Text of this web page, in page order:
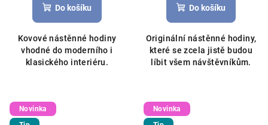
Do košíku
Kovové nástěnné hodiny
vhodné do moderního i
klasického interiéru.
Do košíku
Originální nástěnné hodiny,
které se zcela jistě budou
líbit všem návštěvníkům.
Novinka
Novinka